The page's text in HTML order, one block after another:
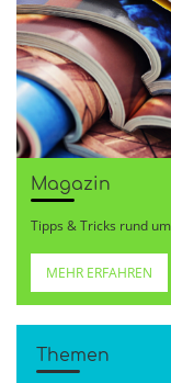
Magazin
Tipps & Tricks rund
MEHR ERFAHREN
Themen